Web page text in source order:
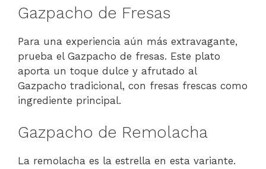
Gazpacho de Fresas
Para una experiencia aún más extravagante,
prueba el Gazpacho de fresas. Este plato
aporta un toque dulce y afrutado al
Gazpacho tradicional, con fresas frescas como
ingrediente principal.
Gazpacho de Remolacha
La remolacha es la estrella en esta variante.